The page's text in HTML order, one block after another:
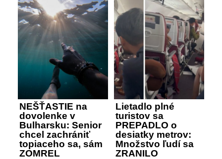
NEŠŤASTIE na
dovolenke v
Bulharsku: Senior
chcel zachrániť
topiaceho sa, sám
ZOMREL
Lietadlo plné
turistov sa
PREPADLO o
desiatky metrov:
Množstvo ľudí sa
ZRANILO